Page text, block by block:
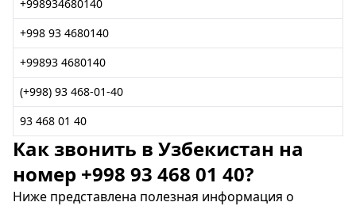
+998934680140
+998 93 4680140
+99893 4680140
(+998) 93 468-01-40
93 468 01 40
Как звонить в Узбекистан на
номер +998 93 468 01 40?
Ниже представлена полезная информация о